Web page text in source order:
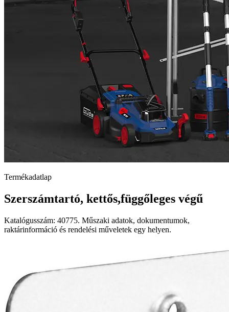
Termékadatlap
Szerszámtartó, kettős,függőleges végű
Katalógusszám: 40775. Műszaki adatok, dokumentumok,
raktárinformáció és rendelési műveletek egy helyen.